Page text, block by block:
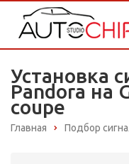
Установка
Pandora на
coupe
Главная Подбор